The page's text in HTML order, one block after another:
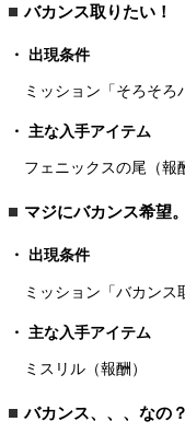
バカンス取りたい！
出現条件
ミッション「そろそろ
主な入手アイテム
フェニックスの尾（報
マジにバカンス希望。
出現条件
ミッション「バカンス
主な入手アイテム
ミスリル（報酬）
バカンス、、、なの？